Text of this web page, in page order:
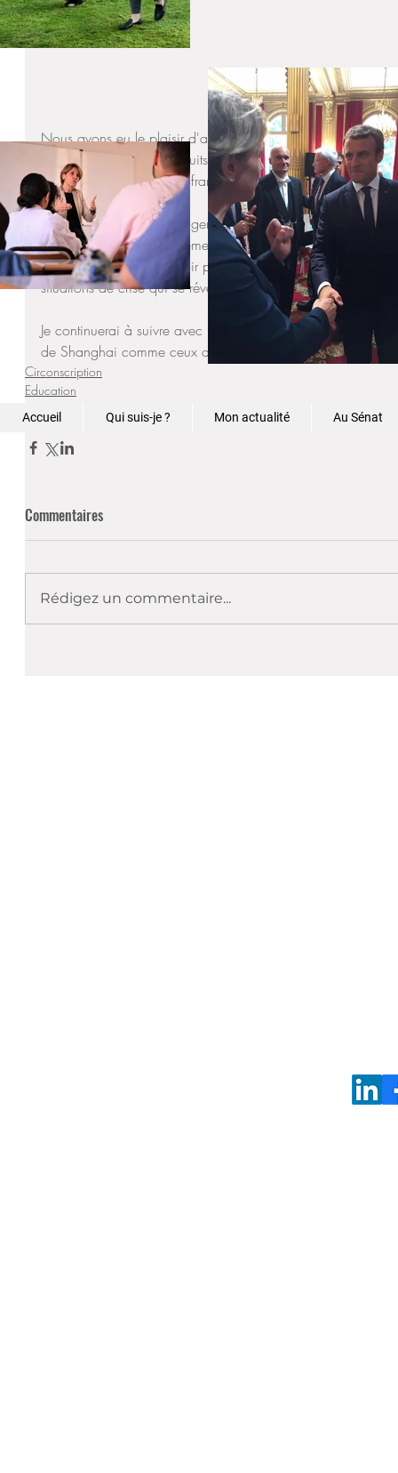
Nous avons eu le plaisir d'apprendre ce jour que ce
commencé à porter ses fruits. Nous en sommes ravies car
aux élèves de nos lycées français les meilleures conditions
Je salue également l'engagement de la Fédération des
établissements d’enseignement français à l’étranger qui,
important, alerte le pouvoir politique qui ainsi reste en
situations de crise qui se révèlent dans certains pays.
Je continuerai à suivre avec beaucoup d'engagement les
de Shanghai comme ceux attendus dans d'autres pays en
Circonscription
Education
CFDE
Commentaires
Rédigez un commentaire...
Accueil Qui suis-je ? Mon actualité Au Sénat